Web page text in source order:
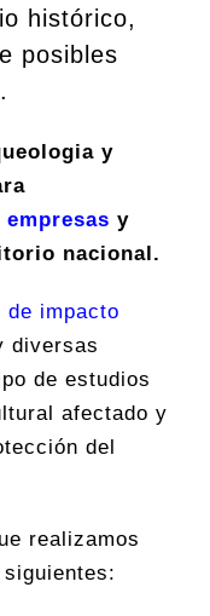
histórico,
posibles
y
empresas y
nacional.
de impacto
diversas
de estudios
afectado y
del
realizamos